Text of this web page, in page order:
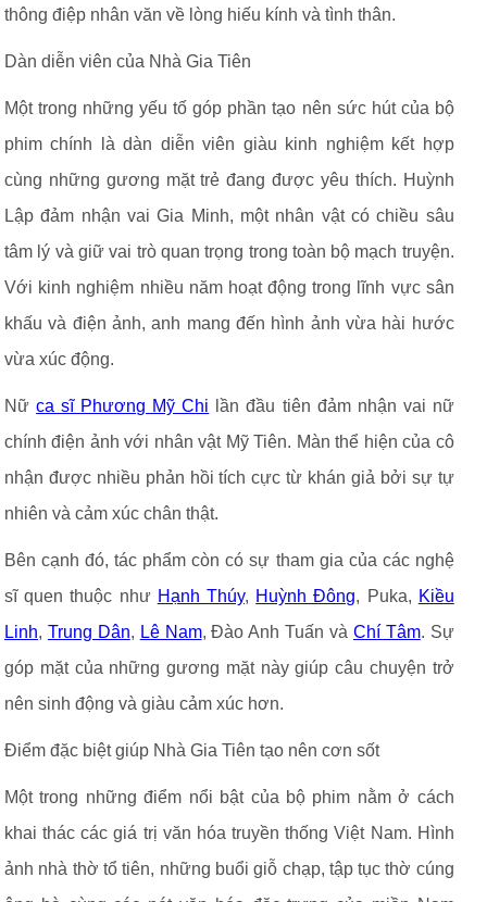
thông điệp nhân văn về lòng hiếu kính và tình thân.
Dàn diễn viên của Nhà Gia Tiên
Một trong những yếu tố góp phần tạo nên sức hút của bộ
phim chính là dàn diễn viên giàu kinh nghiệm kết hợp
cùng những gương mặt trẻ đang được yêu thích. Huỳnh
Lập đảm nhận vai Gia Minh, một nhân vật có chiều sâu
tâm lý và giữ vai trò quan trọng trong toàn bộ mạch truyện.
Với kinh nghiệm nhiều năm hoạt động trong lĩnh vực sân
khấu và điện ảnh, anh mang đến hình ảnh vừa hài hước
vừa xúc động.
Nữca sĩ Phương Mỹ Chi lần đầu tiên đảm nhận vai nữ
chính điện ảnh với nhân vật Mỹ Tiên. Màn thể hiện của cô
nhận được nhiều phản hồi tích cực từ khán giả bởi sự tự
nhiên và cảm xúc chân thật.
Bên cạnh đó, tác phẩm còn có sự tham gia của các nghệ
sĩ quen thuộc như Hạnh Thúy, Huỳnh Đông, Puka, Kiều
Linh, Trung Dân, Lê Nam, Đào Anh Tuấn và Chí Tâm. Sự
góp mặt của những gương mặt này giúp câu chuyện trở
nên sinh động và giàu cảm xúc hơn.
Điểm đặc biệt giúp Nhà Gia Tiên tạo nên cơn sốt
Một trong những điểm nổi bật của bộ phim nằm ở cách
khai thác các giá trị văn hóa truyền thống Việt Nam. Hình
ảnh nhà thờ tổ tiên, những buổi giỗ chạp, tập tục thờ cúng